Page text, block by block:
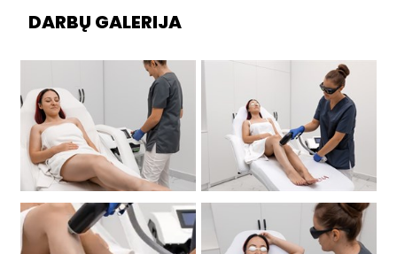
DARBŲ GALERIJA